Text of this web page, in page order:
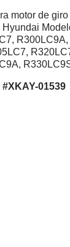
motor de
01539